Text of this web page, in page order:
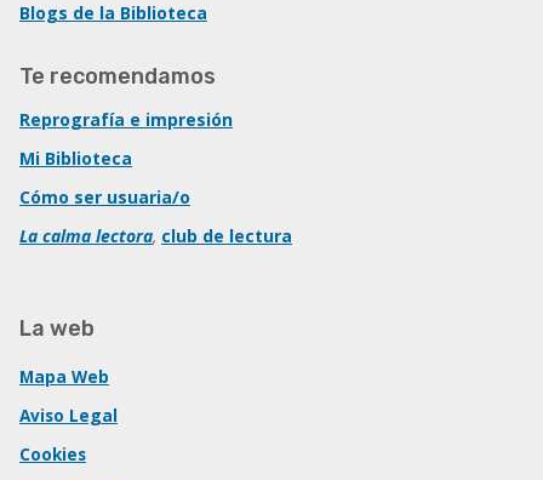
Blogs de la Biblioteca
Te recomendamos
Reprografía e impresión
Mi Biblioteca
Cómo ser usuaria/o
La calma lectora, club de lectura
La web
Mapa Web
Aviso Legal
Cookies